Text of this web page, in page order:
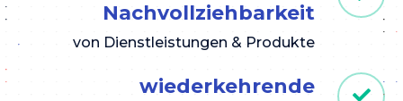
Nachvollziehbarkeit
von Dienstleistungen & Produkte
wiederkehrende